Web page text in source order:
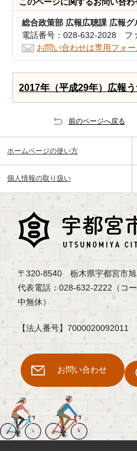
このページに関するお問い合わ
総合政策部 広報広聴課 広報グ
電話番号：028-632-2028 フ
お問い合わせは専用フォー
2017年（平成29年）広報
前のページへ戻る
ホームページの使い方
個人情報の取り扱い
〒320-8540 栃木県宇都宮市
代表電話：028-632-2222（コ
中無休）
【法人番号】7000020092011
お問い合わせ